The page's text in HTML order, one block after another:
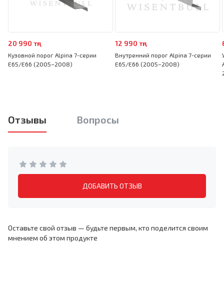
20 990 тңг
Кузовной порог Alpina 7-серии
E65/E66 (2005–2008)
12 990 тңг
Внутренний порог Alpina 7-серии
E65/E66 (2005–2008)
Отзывы Вопросы
ДОБАВИТЬ ОТЗЫВ
Оставьте свой отзыв — будьте первым, кто поделится своим
мнением об этом продукте